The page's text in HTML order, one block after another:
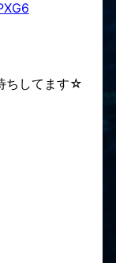
ちしてます☆